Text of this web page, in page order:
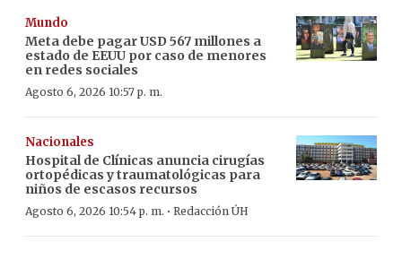
Mundo
Meta debe pagar USD 567 millones a
estado de EEUU por caso de menores
en redes sociales
Agosto 6, 2026 10:57 p. m.
Nacionales
Hospital de Clínicas anuncia cirugías
ortopédicas y traumatológicas para
niños de escasos recursos
Agosto 6, 2026 10:54 p. m. · Redacción ÚH